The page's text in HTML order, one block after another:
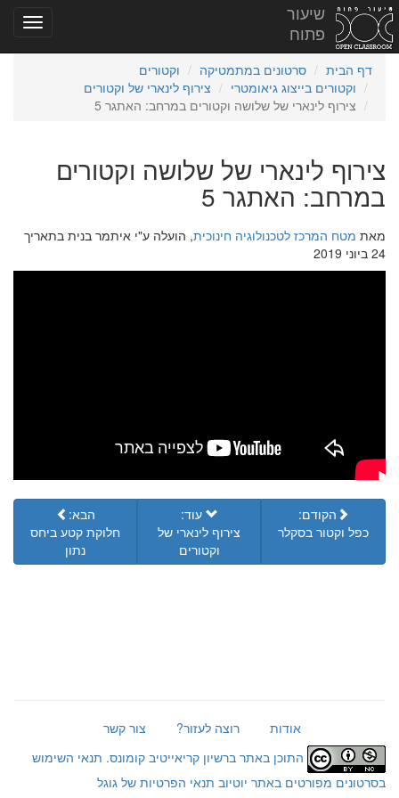
שיעור
פתוח
דף הבית סרטונים במתמטיקה
וקטורים
וקטורים בייצוג גיאומטרי
צירוף לינארי של וקטורים
צירוף לינארי של שלושה וקטורים במרחב: האתגר 5
צירוף לינארי של שלושה וקטורים
במרחב: האתגר 5
מאת מטח המרכז לטכנולוגיה חינוכית, הועלה ע"י איתמר בנית בתאריך
24 ביוני 2019
הקודם:
כפל וקטור בסקלר
עוד:
צירוף לינארי של
וקטורים
הבא:
חלוקת קטע ביחס
נתון
אודות רוצה לעזור?
צור קשר
התוכן באתר ברשיון קריאייטיב קומונס. תנאי השימוש
בסרטונים מפורטים באתר יוטיוב תנאי הפרטיות של גוגל